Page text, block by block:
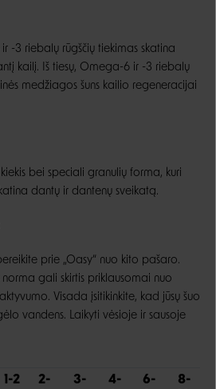
-3 riebalų rūgščių tiekimas skatina
kailį. Iš tiesų, Omega-6 ir -3 riebalų
medžiagos šuns kailio regeneracijai
bei speciali granulių forma, kuri
dantų ir dantenų sveikatą.
prie „Oasy“ nuo kito pašaro.
gali skirtis priklausomai nuo
Visada įsitikinkite, kad jūsų šuo
vandens. Laikyti vėsioje ir sausoje
1-2
2-
3-
4-
6-
8-